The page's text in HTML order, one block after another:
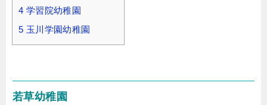
4 学習院幼稚園
5 玉川学園幼稚園
若草幼稚園